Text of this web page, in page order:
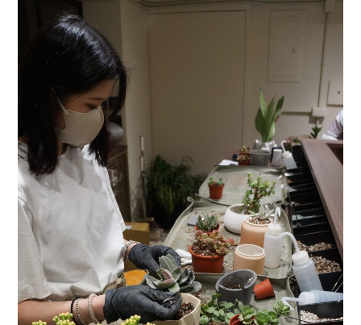
藏 Cover Archives
團 Square Rich
們 Contact Us